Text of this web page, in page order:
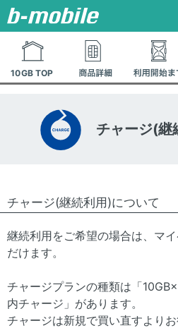
チャージ(継
チャージ(継続利用)について
継続利用をご希望の場合は、マ
だけます。
チャージプランの種類は「
内チャージ」があります。
チャージは新規で買い直すよりお